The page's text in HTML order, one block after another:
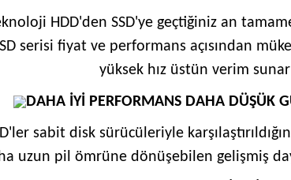
HDD'den SSD'ye geçtiğiniz an
serisi fiyat ve performans açısından
yüksek hız üstün verim sunar
DAHA İYİ PERFORMANS DAHA DÜŞÜK
sabit disk sürücüleriyle
uzun pil ömrüne dönüşebilen gelişmiş